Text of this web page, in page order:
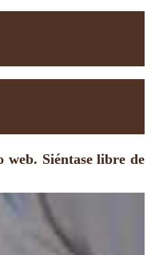
Siéntase libre de